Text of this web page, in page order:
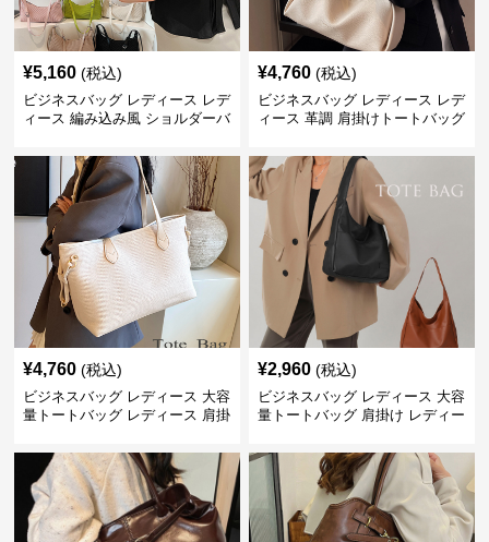
¥5,160 (税込)
ビジネスバッグ レディース レデ
ィース 編み込み風 ショルダーバ
¥4,760 (税込)
ビジネスバッグ レディース レデ
ィース 革調 肩掛けトートバッグ
¥4,760 (税込)
ビジネスバッグ レディース 大容
量トートバッグ レディース 肩掛
¥2,960 (税込)
ビジネスバッグ レディース 大容
量トートバッグ 肩掛け レディー